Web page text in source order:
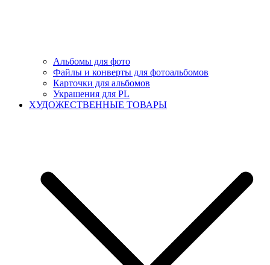
Альбомы для фото
Файлы и конверты для фотоальбомов
Карточки для альбомов
Украшения для PL
ХУДОЖЕСТВЕННЫЕ ТОВАРЫ